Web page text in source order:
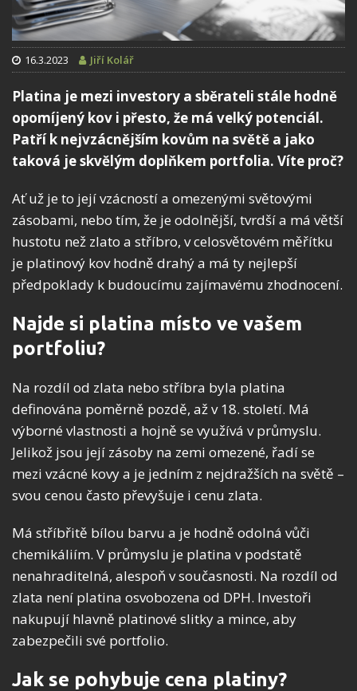
16.3.2023 Jiří Kolář
Platina je mezi investory a sběrateli stále hodně
opomíjený kov i přesto, že má velký potenciál.
Patří k nejvzácnějším kovům na světě a jako
taková je skvělým doplňkem portfolia. Víte proč?
Ať už je to její vzácností a omezenými světovými
zásobami, nebo tím, že je odolnější, tvrdší a má větší
hustotu než zlato a stříbro, v celosvětovém měřítku
je platinový kov hodně drahý a má ty nejlepší
předpoklady k budoucímu zajímavému zhodnocení.
Najde si platina místo ve vašem
portfoliu?
Na rozdíl od zlata nebo stříbra byla platina
definována poměrně pozdě, až v 18. století. Má
výborné vlastnosti a hojně se využívá v průmyslu.
Jelikož jsou její zásoby na zemi omezené, řadí se
mezi vzácné kovy a je jedním z nejdražších na světě –
svou cenou často převyšuje i cenu zlata.
Má stříbřitě bílou barvu a je hodně odolná vůči
chemikáliím. V průmyslu je platina v podstatě
nenahraditelná, alespoň v současnosti. Na rozdíl od
zlata není platina osvobozena od DPH. Investoři
nakupují hlavně platinové slitky a mince, aby
zabezpečili své portfolio.
Jak se pohybuje cena platiny?